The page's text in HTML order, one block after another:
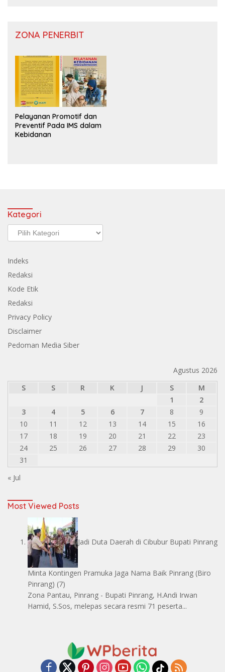
ZONA PENERBIT
Pelayanan Promotif dan
Preventif Pada IMS dalam
Kebidanan
Kategori
Kategori
Indeks
Redaksi
Kode Etik
Redaksi
Privacy Policy
Disclaimer
Pedoman Media Siber
Agustus 2026
S
S R K J S
M
1
2
3
4 5 6 7 8
9
10
11 12 13 14 15
16
17
18 19 20 21 22
23
24
25 26 27 28 29
30
31
« Jul
Most Viewed Posts
Jadi Duta Daerah di Cibubur Bupati Pinrang
Minta Kontingen Pramuka Jaga Nama Baik Pinrang (Biro
Pinrang) (7)
Zona Pantau, Pinrang - Bupati Pinrang, H.Andi Irwan
Hamid, S.Sos, melepas secara resmi 71 peserta...